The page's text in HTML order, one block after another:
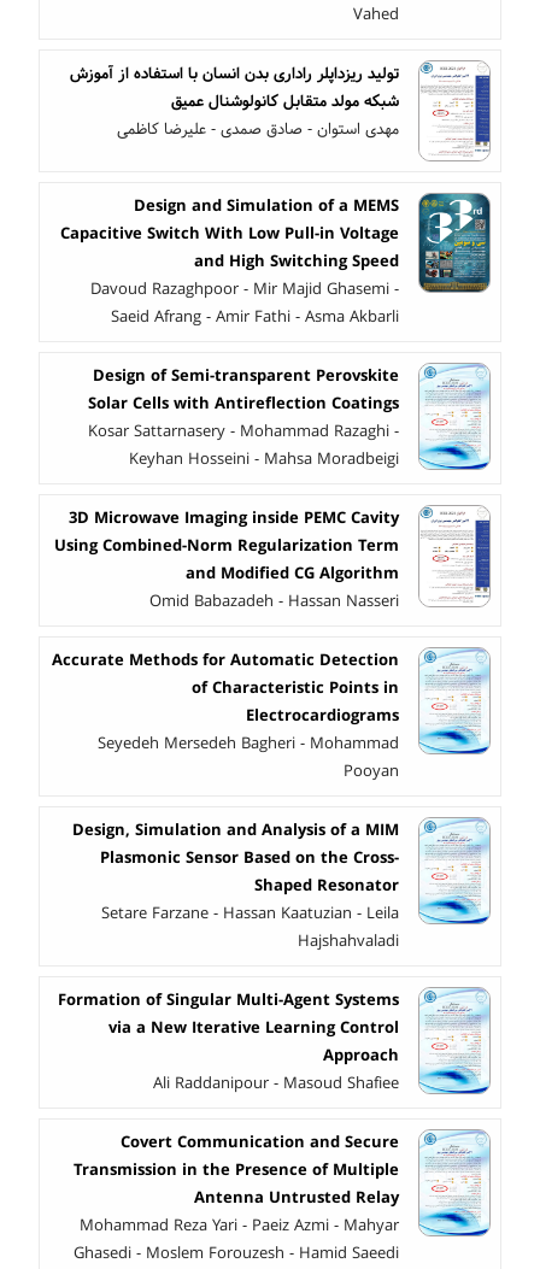
Vahed
تولید ریزداپلر راداری بدن انسان با استفاده از آموزش
شبکه مولد متقابل کانولوشنال عمیق
مهدی استوان - صادق صمدی - علیرضا کاظمی
Design and Simulation of a MEMS
Capacitive Switch With Low Pull-in Voltage
and High Switching Speed
Davoud Razaghpoor - Mir Majid Ghasemi -
Saeid Afrang - Amir Fathi - Asma Akbarli
Design of Semi-transparent Perovskite
Solar Cells with Antireflection Coatings
Kosar Sattarnasery - Mohammad Razaghi -
Keyhan Hosseini - Mahsa Moradbeigi
3D Microwave Imaging inside PEMC Cavity
Using Combined-Norm Regularization Term
and Modified CG Algorithm
Omid Babazadeh - Hassan Nasseri
Accurate Methods for Automatic Detection
of Characteristic Points in
Electrocardiograms
Seyedeh Mersedeh Bagheri - Mohammad
Pooyan
Design, Simulation and Analysis of a MIM
Plasmonic Sensor Based on the Cross-
Shaped Resonator
Setare Farzane - Hassan Kaatuzian - Leila
Hajshahvaladi
Formation of Singular Multi-Agent Systems
via a New Iterative Learning Control
Approach
Ali Raddanipour - Masoud Shafiee
Covert Communication and Secure
Transmission in the Presence of Multiple
Antenna Untrusted Relay
Mohammad Reza Yari - Paeiz Azmi - Mahyar
Ghasedi - Moslem Forouzesh - Hamid Saeedi